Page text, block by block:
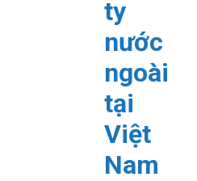
ty
nước
ngoài
tại
Việt
Nam